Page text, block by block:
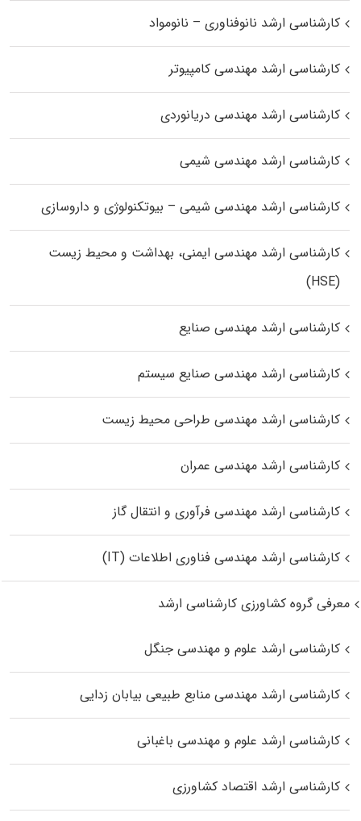
کارشناسی ارشد نانوفناوری – نانومواد
کارشناسی ارشد مهندسی کامپیوتر
کارشناسی ارشد مهندسی دریانوردی
کارشناسی ارشد مهندسی شیمی
کارشناسی ارشد مهندسی شیمی – بیوتکنولوژی و داروسازی
کارشناسی ارشد مهندسی ایمنی، بهداشت و محیط زیست
(HSE)
کارشناسی ارشد مهندسی صنایع
کارشناسی ارشد مهندسی صنایع سیستم
کارشناسی ارشد مهندسی طراحی محیط زیست
کارشناسی ارشد مهندسی عمران
کارشناسی ارشد مهندسی فرآوری و انتقال گاز
کارشناسی ارشد مهندسی فناوری اطلاعات (IT)
معرفی گروه کشاورزی کارشناسی ارشد
کارشناسی ارشد علوم و مهندسی جنگل
کارشناسی ارشد مهندسی منابع طبیعی بیابان زدایی
کارشناسی ارشد علوم و مهندسی باغبانی
کارشناسی ارشد اقتصاد کشاورزی